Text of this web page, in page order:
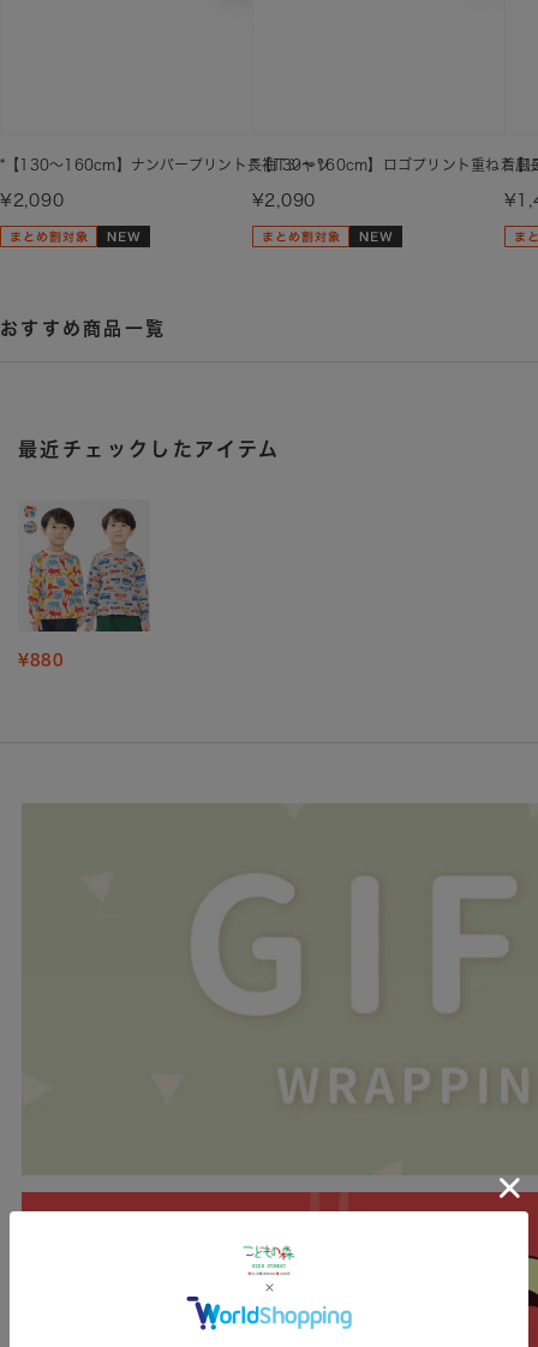
*【130～160cm】ナンバープリント長袖Tシャツ
¥2,090
*【130～160cm】ロゴプリント重ね着風
¥2,090
*【
おすすめ商品一覧
最近チェックしたアイテム
¥880